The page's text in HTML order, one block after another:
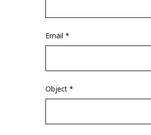
Email *
Object *